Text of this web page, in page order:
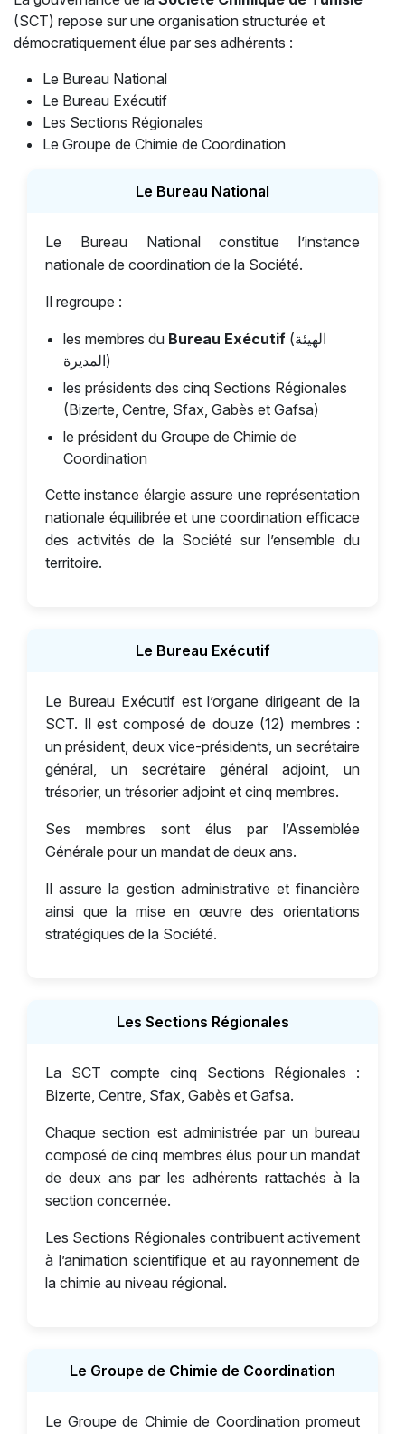
(SCT) repose sur une organisation structurée et
démocratiquement élue par ses adhérents :
Le Bureau National
Le Bureau Exécutif
Les Sections Régionales
Le Groupe de Chimie de Coordination
Le Bureau National
Le Bureau National constitue l’instance
nationale de coordination de la Société.
Il regroupe :
les membres du Bureau Exécutif (الهيئة
المديرة)
les présidents des cinq Sections Régionales
(Bizerte, Centre, Sfax, Gabès et Gafsa)
le président du Groupe de Chimie de
Coordination
Cette instance élargie assure une représentation
nationale équilibrée et une coordination efficace
des activités de la Société sur l’ensemble du
territoire.
Le Bureau Exécutif
Le Bureau Exécutif est l’organe dirigeant de la
SCT. Il est composé de douze (12) membres :
un président, deux vice-présidents, un secrétaire
général, un secrétaire général adjoint, un
trésorier, un trésorier adjoint et cinq membres.
Ses membres sont élus par l’Assemblée
Générale pour un mandat de deux ans.
Il assure la gestion administrative et financière
ainsi que la mise en œuvre des orientations
stratégiques de la Société.
Les Sections Régionales
La SCT compte cinq Sections Régionales :
Bizerte, Centre, Sfax, Gabès et Gafsa.
Chaque section est administrée par un bureau
composé de cinq membres élus pour un mandat
de deux ans par les adhérents rattachés à la
section concernée.
Les Sections Régionales contribuent activement
à l’animation scientifique et au rayonnement de
la chimie au niveau régional.
Le Groupe de Chimie de Coordination
Le Groupe de Chimie de Coordination promeut